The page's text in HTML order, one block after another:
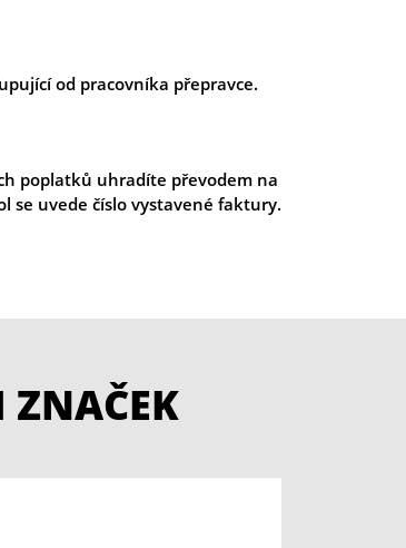
od pracovníka přepravce.
poplatků uhradíte převodem na
se uvede číslo vystavené faktury.
ZNAČEK